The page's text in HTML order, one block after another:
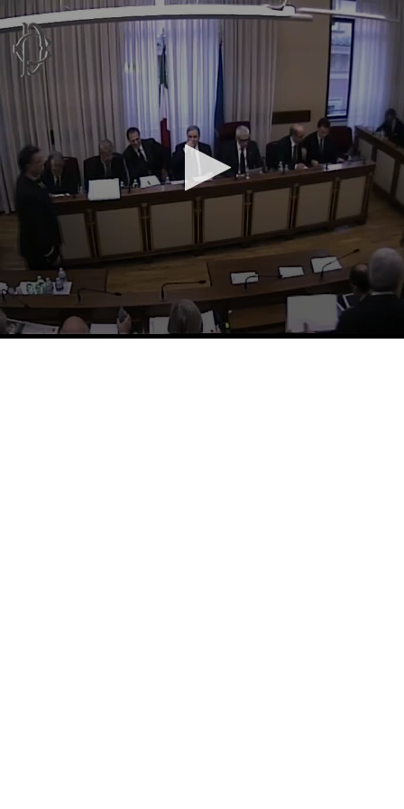
Vai al contenuto principale
WebTV Camera dei Deputati
Vai al menu di navigazione
Contenuto
Fine contenuto
Vai al contenuto principale Vai al menu di navigazione